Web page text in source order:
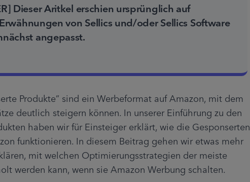
Dieser Aritkel erschien ursprünglich auf
von Sellics und/oder Sellics Software
angepasst.
Produkte” sind ein Werbeformat auf Amazon, mit dem
deutlich steigern können. In unserer Einführung zu den
haben wir für Einsteiger erklärt, wie die Gesponserten
funktionieren. In diesem Beitrag gehen wir etwas mehr
mit welchen Optimierungsstrategien der meiste
werden kann, wenn sie Amazon Werbung schalten.